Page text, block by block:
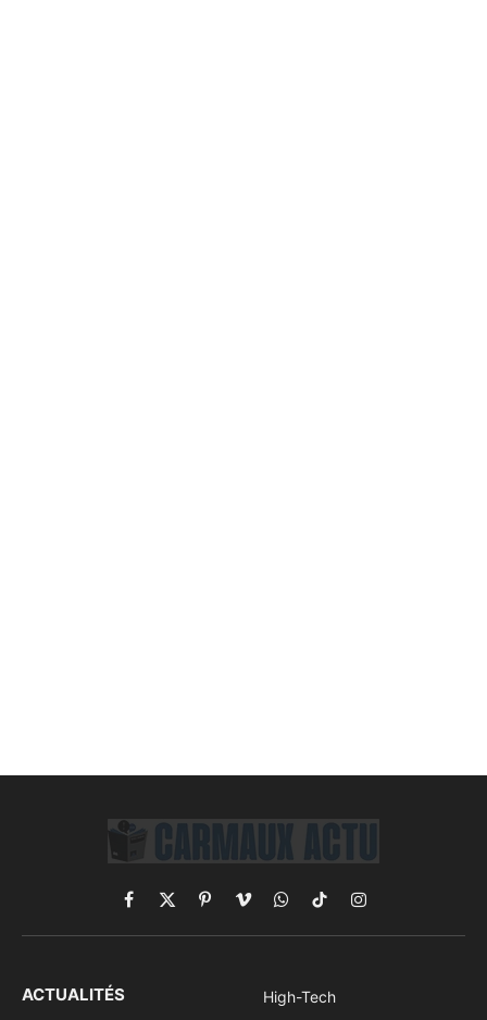
Facebook
X
(Twitter)
PinterestVimeoWhatsApp
TikTokInstagram
ACTUALITÉS
High-Tech